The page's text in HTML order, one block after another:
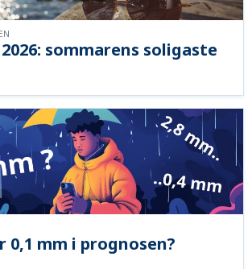
sommarens soligaste
0,1 mm i prognosen?